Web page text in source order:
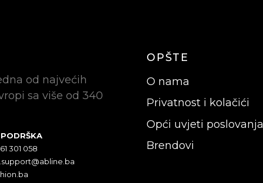
od najvećih
sa više od 340
301 058
OPŠTE
O nama
Privatnost i kolačići
Opći uvjeti poslovanja
Brendovi